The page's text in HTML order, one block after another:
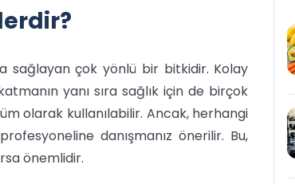
sağlayan çok yönlü bir bitkidir. Kolay
yanı sıra sağlık için de birçok
olarak kullanılabilir. Ancak, herhangi
danışmanız önerilir. Bu,
önemlidir.